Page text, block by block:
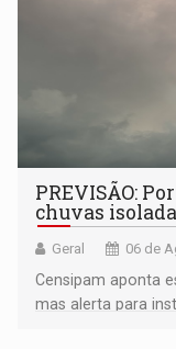
PREVISÃO:
chuvas
Geral 06 de
Censipam aponta
mas alerta para